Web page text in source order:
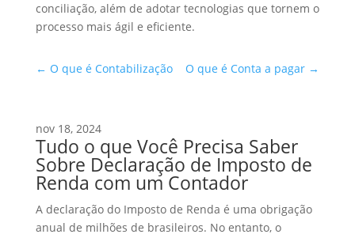
conciliação, além de adotar tecnologias que tornem o
processo mais ágil e eficiente.
← O que é Contabilização O que é Conta a pagar →
nov 18, 2024
Tudo o que Você Precisa Saber
Sobre Declaração de Imposto de
Renda com um Contador
A declaração do Imposto de Renda é uma obrigação
anual de milhões de brasileiros. No entanto, o